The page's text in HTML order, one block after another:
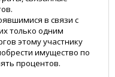
в связи с
только одним
этому участнику
имущество по
процентов.